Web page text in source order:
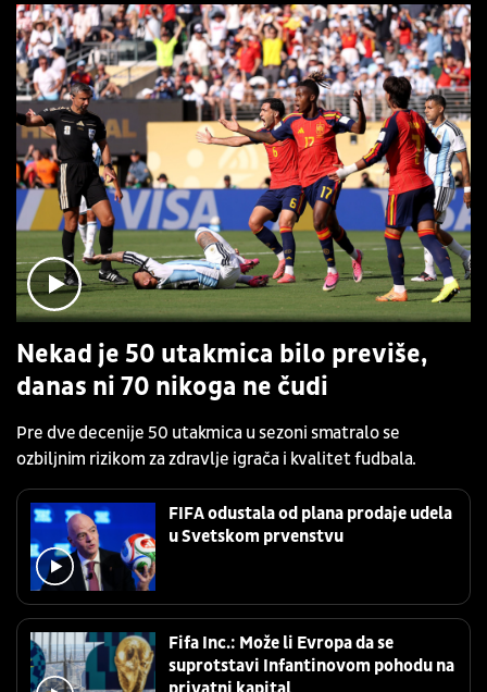
Nekad je 50 utakmica bilo previše,
danas ni 70 nikoga ne čudi
Pre dve decenije 50 utakmica u sezoni smatralo se
ozbiljnim rizikom za zdravlje igrača i kvalitet fudbala.
FIFA odustala od plana prodaje udela
u Svetskom prvenstvu
Fifa Inc.: Može li Evropa da se
suprotstavi Infantinovom pohodu na